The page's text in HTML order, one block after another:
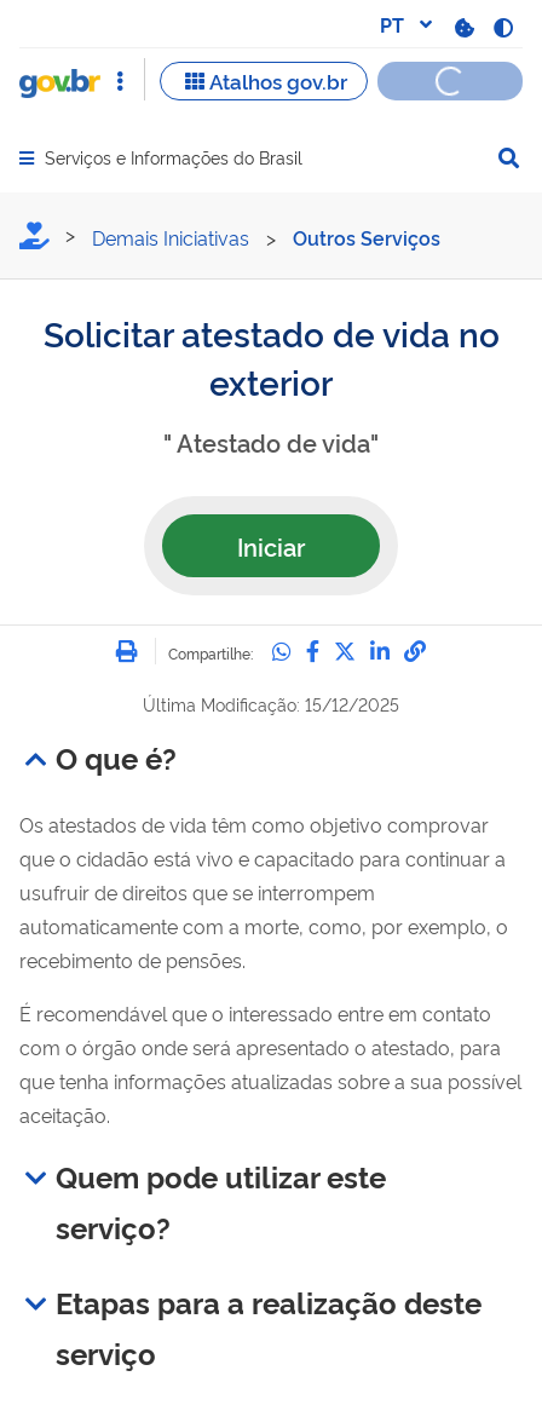
Abrir menu principal de navegação
Serviços e Informações do Brasil
Solicitar atestado de vida
Demais Iniciativas > Outros Serviços
Solicitar atestado de vida no
exterior
" Atestado de vida"
Iniciar
Imprimir
Compartilhe: Compartilhe no
Compartilhe no
Compartilhe no
Compartilhe
Última Modificação: 15/12/2025
O que é?
Os atestados de vida têm como objetivo comprovar
que o cidadão está vivo e capacitado para continuar a
usufruir de direitos que se interrompem
automaticamente com a morte, como, por exemplo, o
recebimento de pensões.
É recomendável que o interessado entre em contato
com o órgão onde será apresentado o atestado, para
que tenha informações atualizadas sobre a sua possível
aceitação.
Quem pode utilizar este
serviço?
Etapas para a realização deste
serviço